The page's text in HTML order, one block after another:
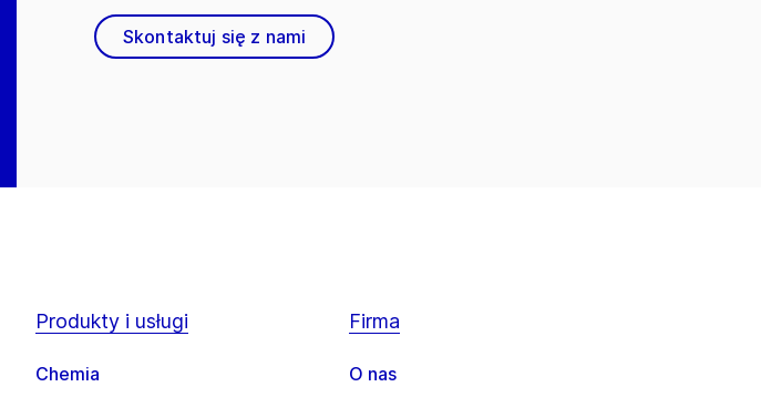
Skontaktuj się z nami
Produkty i usługi
Chemia
Firma
O nas